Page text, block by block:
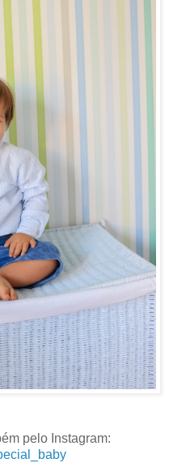
pelo Instagram: